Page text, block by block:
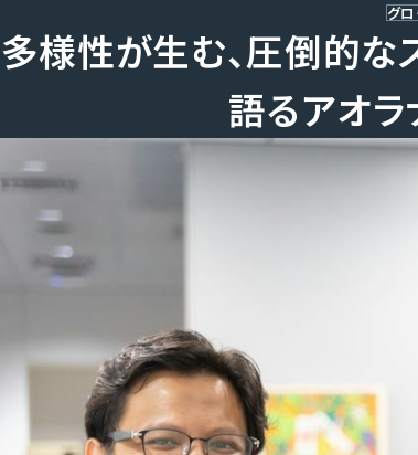
グ
多様性が生む、圧倒的な
語るアオラ